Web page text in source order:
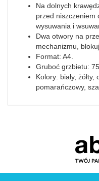
Na dolnych
przed niszczeniem
wysuwania i
Dwa otwory na
mechanizmu,
Format: A4.
Gruboć grzbietu:
Kolory: biały,
pomarańczowy,